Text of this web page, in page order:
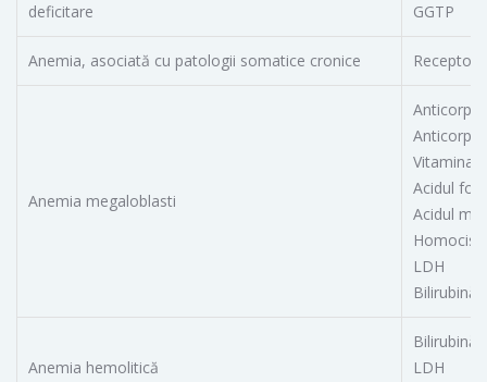
deficitare
GGTP
Anemia, asociată cu patologii somatice cronice
Anemia megaloblasti
Anticorpii
Anticorpii
Vitamina
Acidul folic
Acidul
LDH
Bilirubină
Anemia hemolitică
Bilirubină
LDH